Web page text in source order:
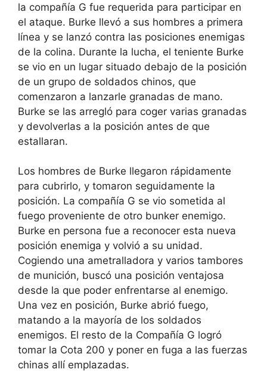
la compañía G fue requerida para participar en
el ataque. Burke llevó a sus hombres a primera
línea y se lanzó contra las posiciones enemigas
de la colina. Durante la lucha, el teniente Burke
se vio en un lugar situado debajo de la posición
de un grupo de soldados chinos, que
comenzaron a lanzarle granadas de mano.
Burke se las arregló para coger varias granadas
y devolverlas a la posición antes de que
estallaran.
Los hombres de Burke llegaron rápidamente
para cubrirlo, y tomaron seguidamente la
posición. La compañía G se vio sometida al
fuego proveniente de otro bunker enemigo.
Burke en persona fue a reconocer esta nueva
posición enemiga y volvió a su unidad.
Cogiendo una ametralladora y varios tambores
de munición, buscó una posición ventajosa
desde la que poder enfrentarse al enemigo.
Una vez en posición, Burke abrió fuego,
matando a la mayoría de los soldados
enemigos. El resto de la Compañía G logró
tomar la Cota 200 y poner en fuga a las fuerzas
chinas allí emplazadas.